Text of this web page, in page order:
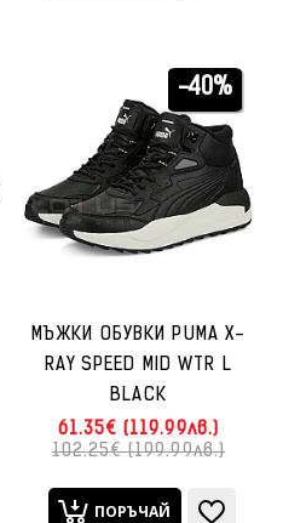
-40%
МЪЖКИ ОБУВКИ PUMA X-
RAY SPEED MID WTR L
BLACK
61.35€ (119.99лв.)
102.25€ (199.99лв.)
ПОРЪЧАЙ